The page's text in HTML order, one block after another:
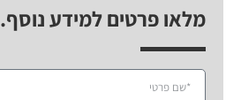
מלאו פרטים למידע נוסף.